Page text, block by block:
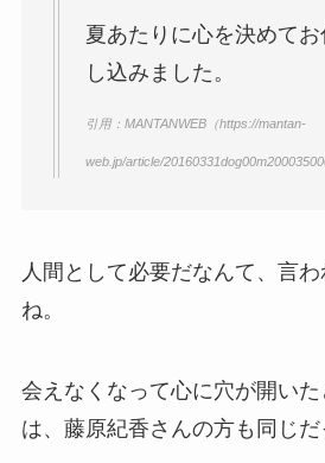
夏あたりに心を決めて
し込みました。
引用：MANTANWEB（https://mantan-
web.jp/article/
人間として必要だなんて、言
ね。
会えなくなって心に穴が開い
は、藤原紀香さんの方も同じだ